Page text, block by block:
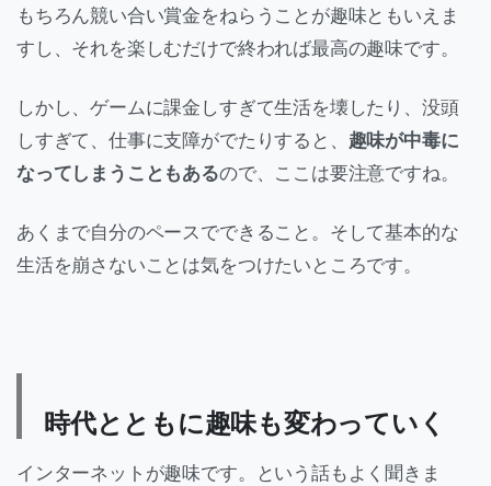
もちろん競い合い賞金をねらうことが趣味ともいえま
すし、それを楽しむだけで終われば最高の趣味です。
しかし、ゲームに課金しすぎて生活を壊したり、没頭
しすぎて、仕事に支障がでたりすると、 趣味が中毒に
なってしまうこともあるので、ここは要注意ですね。
あくまで自分のペースでできること。そして基本的な
生活を崩さないことは気をつけたいところです。
時代とともに趣味も変わっていく
インターネットが趣味です。という話もよく聞きま